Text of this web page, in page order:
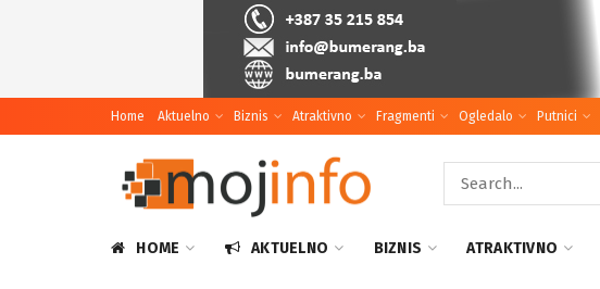
Home Aktuelno Biznis Atraktivno Fragmenti Ogledalo Putnici
HOME AKTUELNO BIZNIS ATRAKTIVNO